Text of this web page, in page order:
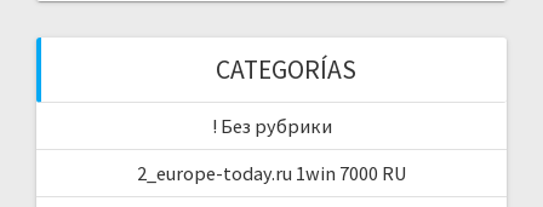
CATEGORÍAS
! Без рубрики
2_europe-today.ru 1win 7000 RU